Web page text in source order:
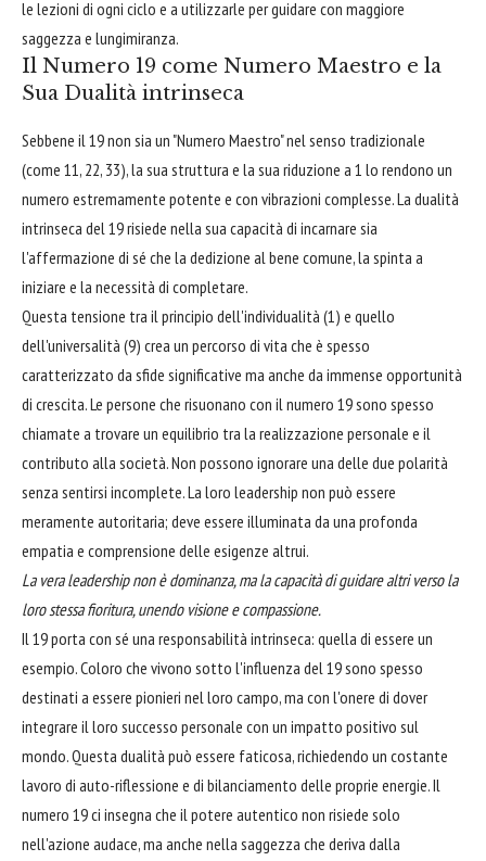
le lezioni di ogni ciclo e a utilizzarle per guidare con maggiore
saggezza e lungimiranza.
Il Numero 19 come Numero Maestro e la
Sua Dualità intrinseca
Sebbene il 19 non sia un "Numero Maestro" nel senso tradizionale
(come 11, 22, 33), la sua struttura e la sua riduzione a 1 lo rendono un
numero estremamente potente e con vibrazioni complesse. La dualità
intrinseca del 19 risiede nella sua capacità di incarnare sia
l'affermazione di sé che la dedizione al bene comune, la spinta a
iniziare e la necessità di completare.
Questa tensione tra il principio dell'individualità (1) e quello
dell'universalità (9) crea un percorso di vita che è spesso
caratterizzato da sfide significative ma anche da immense opportunità
di crescita. Le persone che risuonano con il numero 19 sono spesso
chiamate a trovare un equilibrio tra la realizzazione personale e il
contributo alla società. Non possono ignorare una delle due polarità
senza sentirsi incomplete. La loro leadership non può essere
meramente autoritaria; deve essere illuminata da una profonda
empatia e comprensione delle esigenze altrui.
La vera leadership non è dominanza, ma la capacità di guidare altri verso la
loro stessa fioritura, unendo visione e compassione.
Il 19 porta con sé una responsabilità intrinseca: quella di essere un
esempio. Coloro che vivono sotto l'influenza del 19 sono spesso
destinati a essere pionieri nel loro campo, ma con l'onere di dover
integrare il loro successo personale con un impatto positivo sul
mondo. Questa dualità può essere faticosa, richiedendo un costante
lavoro di auto-riflessione e di bilanciamento delle proprie energie. Il
numero 19 ci insegna che il potere autentico non risiede solo
nell'azione audace, ma anche nella saggezza che deriva dalla